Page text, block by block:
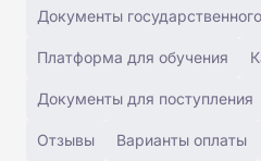
Документы
Платформа для обучения
Документы для поступления
Отзывы Варианты оплаты